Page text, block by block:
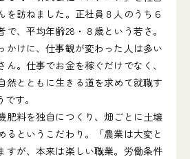
を訪ねました。正社員８人のうち６
、平均年齢28・８歳という若さ。
かけに、仕事観が変わった人は多い
ん。仕事でお金を稼ぐだけでなく、
然とともに生きる道を求めて就職す
す。
肥料を独自につくり、畑ごとに土壌
るというこだわり。「農業は大変と
すが、本来は楽しい職業。労働条件